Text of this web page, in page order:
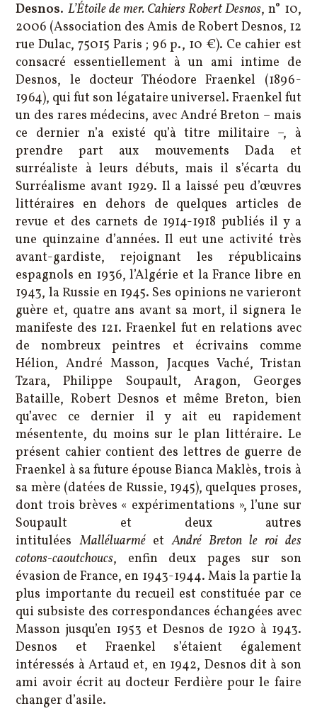
Desnos. L’Étoile de mer. Cahiers Robert Desnos, n° 10,
2006 (Association des Amis de Robert Desnos, 12
rue Dulac, 75015 Paris ; 96 p., 10 €). Ce cahier est
consacré essentiellement à un ami intime de
Desnos, le docteur Théodore Fraenkel (1896-
1964), qui fut son légataire universel. Fraenkel fut
un des rares médecins, avec André Breton – mais
ce dernier n’a existé qu’à titre militaire –, à
prendre part aux mouvements Dada et
surréaliste à leurs débuts, mais il s’écarta du
Surréalisme avant 1929. Il a laissé peu d’œuvres
littéraires en dehors de quelques articles de
revue et des carnets de 1914-1918 publiés il y a
une quinzaine d’années. Il eut une activité très
avant-gardiste, rejoignant les républicains
espagnols en 1936, l’Algérie et la France libre en
1943, la Russie en 1945. Ses opinions ne varieront
guère et, quatre ans avant sa mort, il signera le
manifeste des 121. Fraenkel fut en relations avec
de nombreux peintres et écrivains comme
Hélion, André Masson, Jacques Vaché, Tristan
Tzara, Philippe Soupault, Aragon, Georges
Bataille, Robert Desnos et même Breton, bien
qu’avec ce dernier il y ait eu rapidement
mésentente, du moins sur le plan littéraire. Le
présent cahier contient des lettres de guerre de
Fraenkel à sa future épouse Bianca Maklès, trois à
sa mère (datées de Russie, 1945), quelques proses,
dont trois brèves « expérimentations », l’une sur
Soupault et deux autres
intituléesMalléluarmé etAndré Breton le roi des
cotons-caoutchoucs, enfin deux pages sur son
évasion de France, en 1943-1944. Mais la partie la
plus importante du recueil est constituée par ce
qui subsiste des correspondances échangées avec
Masson jusqu’en 1953 et Desnos de 1920 à 1943.
Desnos et Fraenkel s’étaient également
intéressés à Artaud et, en 1942, Desnos dit à son
ami avoir écrit au docteur Ferdière pour le faire
changer d’asile.